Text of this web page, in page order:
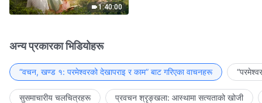
1:40:00
अन्य प्रकारका भिडियोहरू
“वचन, खण्ड १: परमेश्‍वरको देखापराइ र काम” बाट गरिएका वाचनहरू
सुसमाचारीय चलचित्रहरू प्रवचन श्रृङ्खला: आस्थामा सत्यताको खोजी